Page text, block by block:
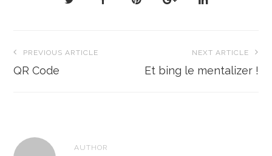
de
PREVIOUS ARTICLE
QR Code
NEXT ARTICLE
Et bing le mentalizer !
AUTHOR